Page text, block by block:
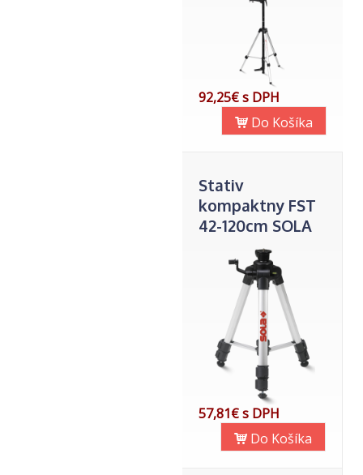
92,25€ s DPH
Do Košíka
Stativ
kompaktny FST
42-120cm SOLA
57,81€ s DPH
Do Košíka